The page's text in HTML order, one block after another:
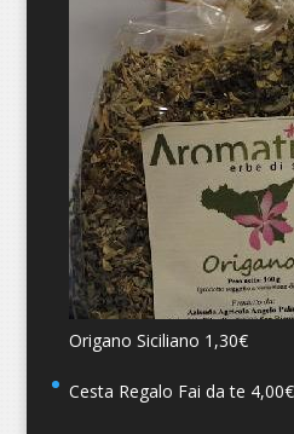
Origano Siciliano 1,30€
Cesta Regalo Fai da te 4,00€